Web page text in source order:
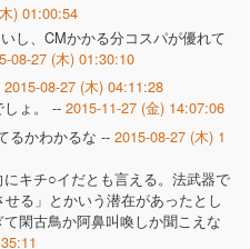
) 01:00:54
し、CMかかる分コスパが優れて
08-27 (木) 01:30:10
2015-08-27 (木) 04:11:28
ょ。 -- 2015-11-27 (金) 14:07:06
るかわかるな -- 2015-08-27 (木) 1
キチ○イだとも言える。法武器で
せる」とかいう潜在があったとし
閑古鳥か阿鼻叫喚しか聞こえな